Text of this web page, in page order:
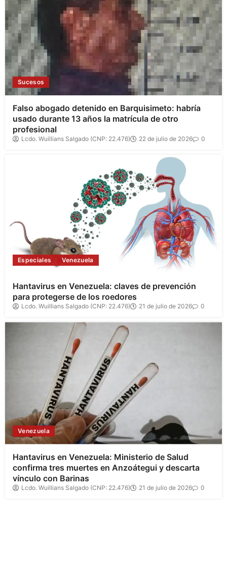
Sucesos
Falso abogado detenido en Barquisimeto: habría
usado durante 13 años la matrícula de otro
profesional
Lcdo. Wuillians Salgado (CNP: 22.476) 22 de julio de 2026 0
Especiales Venezuela
Hantavirus en Venezuela: claves de prevención
para protegerse de los roedores
Lcdo. Wuillians Salgado (CNP: 22.476) 21 de julio de 2026 0
Venezuela
Hantavirus en Venezuela: Ministerio de Salud
confirma tres muertes en Anzoátegui y descarta
vínculo con Barinas
Lcdo. Wuillians Salgado (CNP: 22.476) 21 de julio de 2026 0